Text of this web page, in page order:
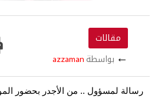
مقالات
← بواسطة azzaman
رسالة لمسؤول .. من الأجدر بحضور